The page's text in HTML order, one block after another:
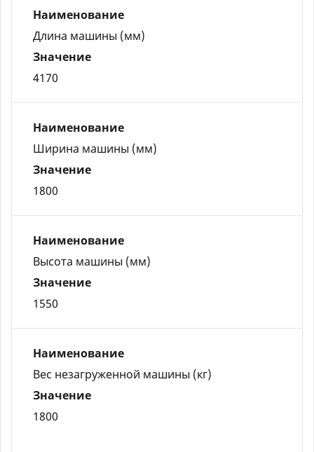
Наименование
Длина машины (мм)
Значение
4170
Наименование
Ширина машины (мм)
Значение
1800
Наименование
Высота машины (мм)
Значение
1550
Наименование
Вес незагруженной машины (кг)
Значение
1800